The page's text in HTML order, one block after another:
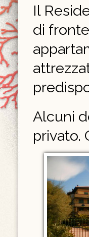
Il
di
Alcuni
privato.